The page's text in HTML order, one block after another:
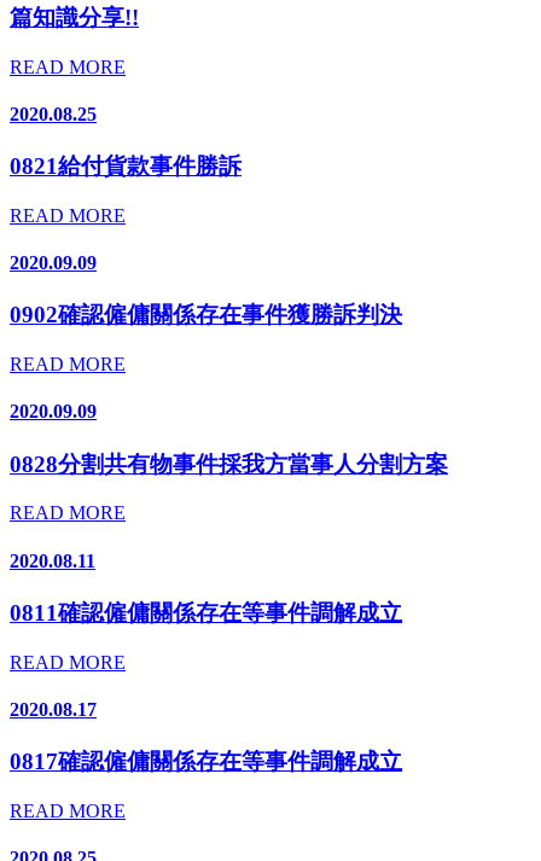
篇知識分享!!
READ MORE
2020.08.25
0821給付貨款事件勝訴
READ MORE
2020.09.09
0902確認僱傭關係存在事件獲勝訴判決
READ MORE
2020.09.09
0828分割共有物事件採我方當事人分割方案
READ MORE
2020.08.11
0811確認僱傭關係存在等事件調解成立
READ MORE
2020.08.17
0817確認僱傭關係存在等事件調解成立
READ MORE